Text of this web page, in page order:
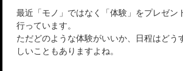
最近「モノ」ではなく「体験」をプレゼン
行っています。
ただどのような体験がいいか、日程はどう
しいこともありますよね。